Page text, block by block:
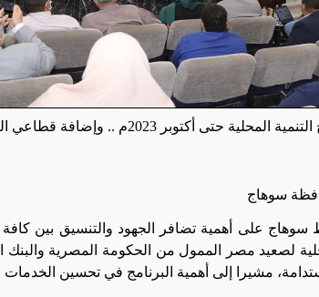
.. وإضافة قطاعي الصحة والتعليم لاستثمارات البرنامج
سوهاج
سوهاج على أهمية تضافر الجهود والتنسيق بين كافة
لصعيد مصر الممول من الحكومة المصرية
مشيرا إلى أهمية البرنامج في تحسين